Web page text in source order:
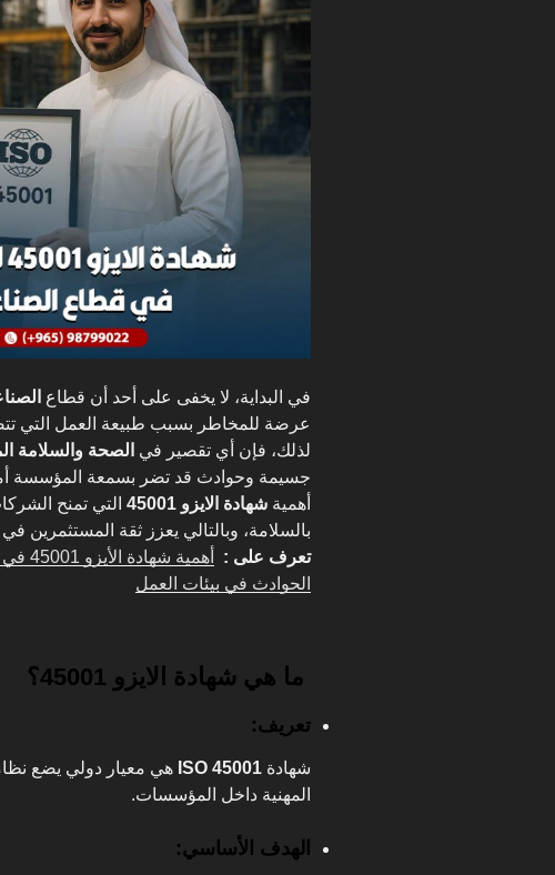
في البداية، لا يخفى على أحد أن قطاع
عرضة للمخاطر بسبب طبيعة العمل التي
لذلك، فإن أي تقصير في الصحة والسلامة
جسيمة وحوادث قد تضر بسمعة المؤسسة
أهمية شهادة الايزو 45001
التي تمنح
بالسلامة، وبالتالي يعزز ثقة المستثمرين
تعرف على :
الحوادث في بيئات العمل
ما هي شهادة الايزو 45001؟
تعريف:
شهادة ISO 45001 هي معيار دولي يضع
المهنية داخل المؤسسات.
الهدف الأساسي: